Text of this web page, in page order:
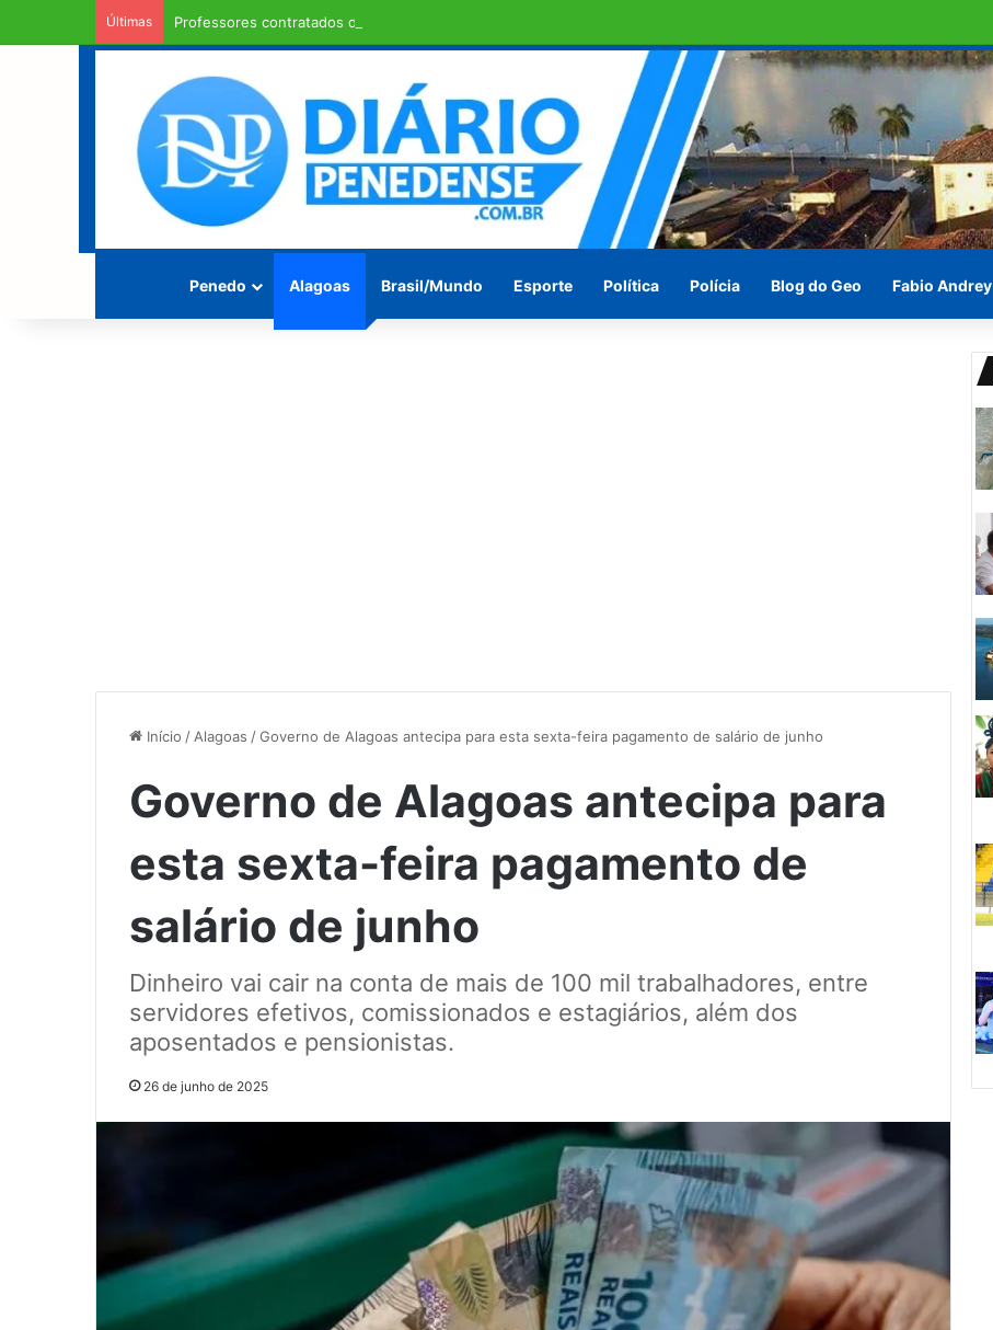
Últimas Professores contratados de Penedo recebem aumento salarial de cerca de 25%
Penedo Alagoas Brasil/Mundo Esporte Política Polícia Blog do Geo Fabio Andrey
Início / Alagoas /Governo de Alagoas antecipa para esta sexta-feira pagamento de salário de junho
Governo de Alagoas antecipa para
esta sexta-feira pagamento de
salário de junho
Dinheiro vai cair na conta de mais de 100 mil trabalhadores, entre
servidores efetivos, comissionados e estagiários, além dos
aposentados e pensionistas.
26 de junho de 2025